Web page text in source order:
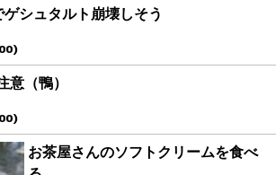
ゲシュタルト崩壊しそう
意（鴨）
お茶屋さんのソフトクリームを食べ